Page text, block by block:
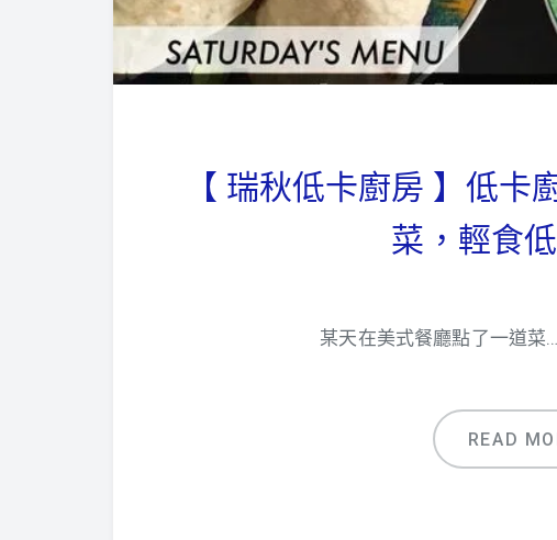
【 瑞秋低卡廚房 】低卡
菜，輕食
某天在美式餐廳點了一道菜
READ